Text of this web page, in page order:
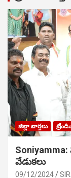
జిల్లా వార్తలు
వేడుక‌లు
09/12/2024